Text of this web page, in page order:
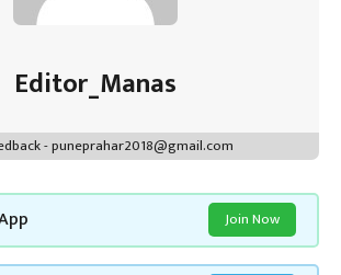
Editor_Manas
- puneprahar2018@gmail.com
Join Now